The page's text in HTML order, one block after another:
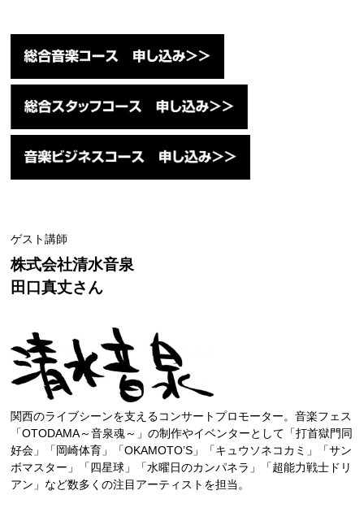
ゲスト講師
株式会社清水音泉
田口真丈さん
関西のライブシーンを支えるコンサートプロモーター。音楽フェス
「OTODAMA～音泉魂～」の制作やイベンターとして「打首獄門同
好会」「岡崎体育」「OKAMOTO’S」「キュウソネコカミ」「サン
ボマスター」「四星球」「水曜日のカンパネラ」「超能力戦士ドリ
アン」など数多くの注目アーティストを担当。